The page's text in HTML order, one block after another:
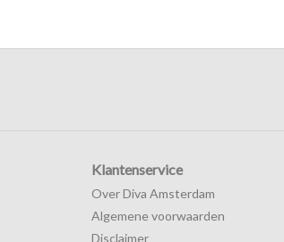
Klantenservice
Over Diva Amsterdam
Algemene voorwaarden
Disclaimer